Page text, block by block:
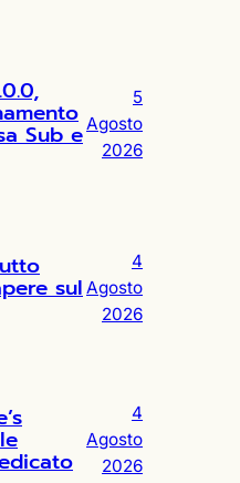
Sub e
5
Agosto
2026
sul
4
Agosto
2026
4
Agosto
2026